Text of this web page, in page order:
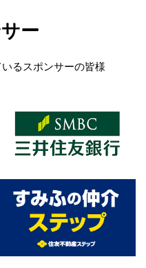
ー
るスポンサーの皆様